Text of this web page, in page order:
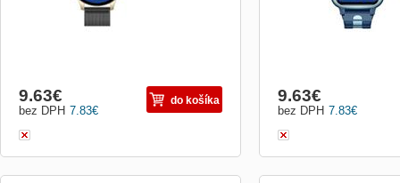
7.83€
bez DPH
9.63€ do košíka
7.83€
bez DPH
9.63€